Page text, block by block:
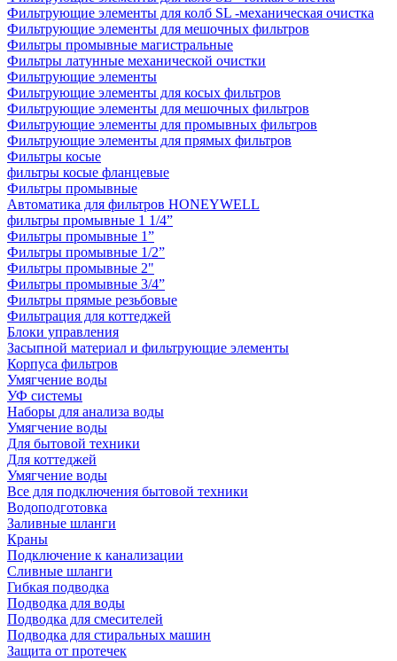
Фильтрующие элементы для колб SL -механическая очистка
Фильтрующие элементы для мешочных фильтров
Фильтры промывные магистральные
Фильтры латунные механической очистки
Фильтрующие элементы
Фильтрующие элементы для косых фильтров
Фильтрующие элементы для мешочных фильтров
Фильтрующие элементы для промывных фильтров
Фильтрующие элементы для прямых фильтров
Фильтры косые
фильтры косые фланцевые
Фильтры промывные
Автоматика для фильтров HONEYWELL
фильтры промывные 1 1/4”
Фильтры промывные 1”
Фильтры промывные 1/2”
Фильтры промывные 2"
Фильтры промывные 3/4”
Фильтры прямые резьбовые
Фильтрация для коттеджей
Блоки управления
Засыпной материал и фильтрующие элементы
Корпуса фильтров
Умягчение воды
УФ системы
Наборы для анализа воды
Умягчение воды
Для бытовой техники
Для коттеджей
Умягчение воды
Все для подключения бытовой техники
Водоподготовка
Заливные шланги
Краны
Подключение к канализации
Сливные шланги
Гибкая подводка
Подводка для воды
Подводка для смесителей
Подводка для стиральных машин
Защита от протечек